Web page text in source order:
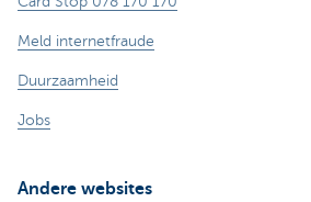
Meld internetfraude
Duurzaamheid
Jobs
Andere websites